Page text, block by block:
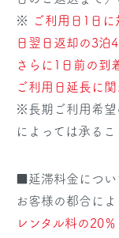
※
ご利用日1日
日翌日返却の3泊
さらに1日前の到
ご利用日延長に関
※長期ご利用希望
によっては承るこ
■延滞料金につい
お客様の都合に
レンタル料の20％